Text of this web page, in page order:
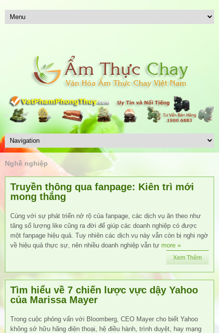
Nghề nghiệp
Truyền thông qua fanpage: Kiên trì mới
mong thắng
Cùng với sự phát triển nở rộ của fanpage, các dịch vụ ăn theo như
tăng số lượng like cũng ra đời để giúp các doanh nghiệp có được
một fanpage hiệu quả. Tuy nhiên các dịch vụ này vẫn còn bị nghi ngờ
về hiệu quả thực sự, nên nhiều doanh nghiệp vẫn tự more »
Xem Thêm
Tìm hiểu về 7 chiến lược vực dậy Yahoo
của Marissa Mayer
Trong cuộc phỏng vấn với Bloomberg, CEO Mayer cho biết Yahoo
không sở hữu hãng điện thoại, hệ điều hành, trình duyệt, hay mạng